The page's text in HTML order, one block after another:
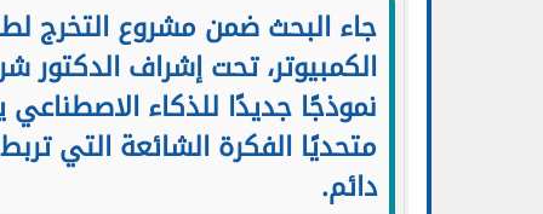
جاء البحث ضمن مشروع التخرج
الكمبيوتر، تحت إشراف الدكتور
نموذجًا جديدًا للذكاء
متحديًا الفكرة الشائعة التي
دائم.